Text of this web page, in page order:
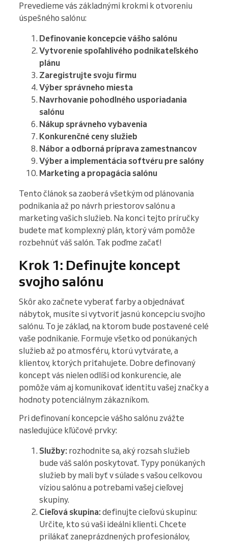
Prevedieme vás základnými krokmi k otvoreniu
úspešného salónu:
Definovanie koncepcie vášho salónu
Vytvorenie spoľahlivého podnikateľského
plánu
Zaregistrujte svoju firmu
Výber správneho miesta
Navrhovanie pohodlného usporiadania
salónu
Nákup správneho vybavenia
Konkurenčné ceny služieb
Nábor a odborná príprava zamestnancov
Výber a implementácia softvéru pre salóny
Marketing a propagácia salónu
Tento článok sa zaoberá všetkým od plánovania
podnikania až po návrh priestorov salónu a
marketing vašich služieb. Na konci tejto príručky
budete mať komplexný plán, ktorý vám pomôže
rozbehnúť váš salón. Tak poďme začať!
Krok 1: Definujte koncept
svojho salónu
Skôr ako začnete vyberať farby a objednávať
nábytok, musíte si vytvoriť jasnú koncepciu svojho
salónu. To je základ, na ktorom bude postavené celé
vaše podnikanie. Formuje všetko od ponúkaných
služieb až po atmosféru, ktorú vytvárate, a
klientov, ktorých priťahujete. Dobre definovaný
koncept vás nielen odlíši od konkurencie, ale
pomôže vám aj komunikovať identitu vašej značky a
hodnoty potenciálnym zákazníkom.
Pri definovaní koncepcie vášho salónu zvážte
nasledujúce kľúčové prvky:
Služby: rozhodnite sa, aký rozsah služieb
bude váš salón poskytovať. Typy ponúkaných
služieb by mali byť v súlade s vašou celkovou
víziou salónu a potrebami vašej cieľovej
skupiny.
Cieľová skupina:definujte cieľovú skupinu:
Určite, kto sú vaši ideálni klienti. Chcete
prilákať zaneprázdnených profesionálov,